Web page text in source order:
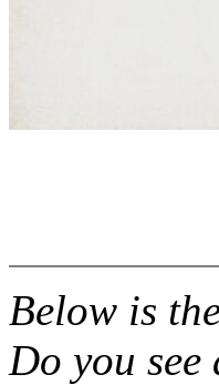
Below is
Do you